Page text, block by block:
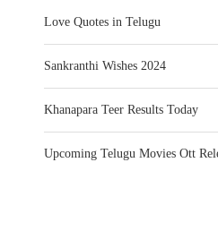
Love Quotes in Telugu
Sankranthi Wishes 2024
Khanapara Teer Results Today
Upcoming Telugu Movies Ott